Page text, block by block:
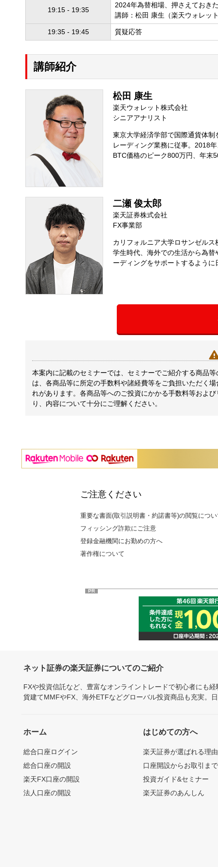
19:15 - 19:35
2024年為替相場、押さえておき
講師：松田 康生（楽天ウォレッ
19:35 - 19:45 質疑応答
講師紹介
松田 康生
楽天ウォレット株式会社
シニアアナリスト
東京大学経済学部で国際通貨体
レーディング業務に従事。2018
BTC価格のピーク800万円、年末
二瀬 俊太郎
楽天証券株式会社
FX事業部
カリフォルニア大学ロサンゼル
学生時代、海外での生活から為
ーディングをサポートするように
本案内に記載のセミナーでは、セミナーでご紹介する商品
は、各商品等に所定の手数料や諸経費等をご負担いただく
れがあります。各商品等へのご投資にかかる手数料等およ
り、内容について十分にご理解ください。
ご注意ください
重要な書面(取引説明書・約諾書等)の閲覧につ
フィッシング詐欺にご注意
登録金融機関にお勤めの方へ
著作権について
PR
ネット証券の楽天証券についてのご紹介
FXや投資信託など、豊富なオンライントレードで初心者にも
貨建てMMFやFX、海外ETFなどグローバル投資商品も充実。
ホーム
総合口座ログイン
総合口座の開設
楽天FX口座の開設
法人口座の開設
はじめての方へ
楽天証券が選ばれる理由
口座開設からお取引ま
投資ガイド&セミナー
楽天証券のあんしん